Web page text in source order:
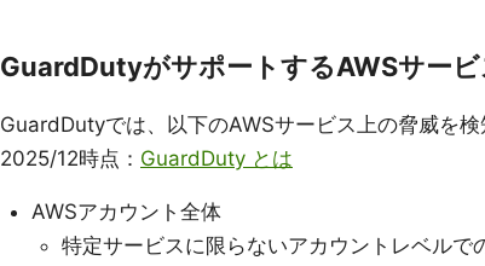
GuardDutyがサポートするAWSサービ
GuardDutyでは、以下のAWSサービス上の脅威を検
2025/12時点： GuardDuty とは
AWSアカウント全体
特定サービスに限らないアカウントレベルで